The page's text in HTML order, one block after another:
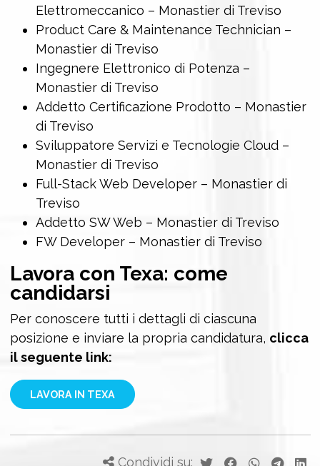
Elettromeccanico – Monastier di Treviso
Product Care & Maintenance Technician –
Monastier di Treviso
Ingegnere Elettronico di Potenza –
Monastier di Treviso
Addetto Certificazione Prodotto – Monastier
di Treviso
Sviluppatore Servizi e Tecnologie Cloud –
Monastier di Treviso
Full-Stack Web Developer – Monastier di
Treviso
Addetto SW Web – Monastier di Treviso
FW Developer – Monastier di Treviso
Lavora con Texa: come
candidarsi
Per conoscere tutti i dettagli di ciascuna
posizione e inviare la propria candidatura, clicca
il seguente link:
LAVORA IN TEXA
Condividi su: